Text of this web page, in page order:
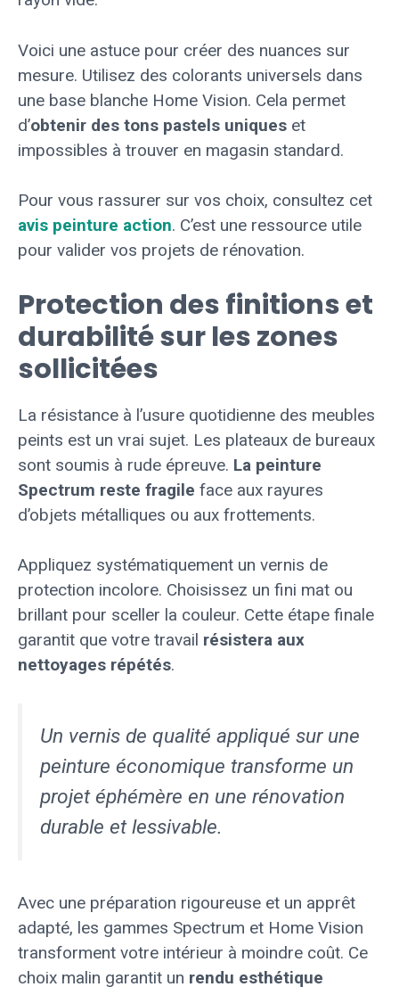
Voici une astuce pour créer des nuances sur
mesure. Utilisez des colorants universels dans
une base blanche Home Vision. Cela permet
d’obtenir des tons pastels uniques et
impossibles à trouver en magasin standard.
Pour vous rassurer sur vos choix, consultez cet
avis peinture action. C’est une ressource utile
pour valider vos projets de rénovation.
Protection des finitions et
durabilité sur les zones
sollicitées
La résistance à l’usure quotidienne des meubles
peints est un vrai sujet. Les plateaux de bureaux
sont soumis à rude épreuve. La peinture
Spectrum reste fragile face aux rayures
d’objets métalliques ou aux frottements.
Appliquez systématiquement un vernis de
protection incolore. Choisissez un fini mat ou
brillant pour sceller la couleur. Cette étape finale
garantit que votre travail résistera aux
nettoyages répétés.
Un vernis de qualité appliqué sur une
peinture économique transforme un
projet éphémère en une rénovation
durable et lessivable.
Avec une préparation rigoureuse et un apprêt
adapté, les gammes Spectrum et Home Vision
transforment votre intérieur à moindre coût. Ce
choix malin garantit un rendu esthétique